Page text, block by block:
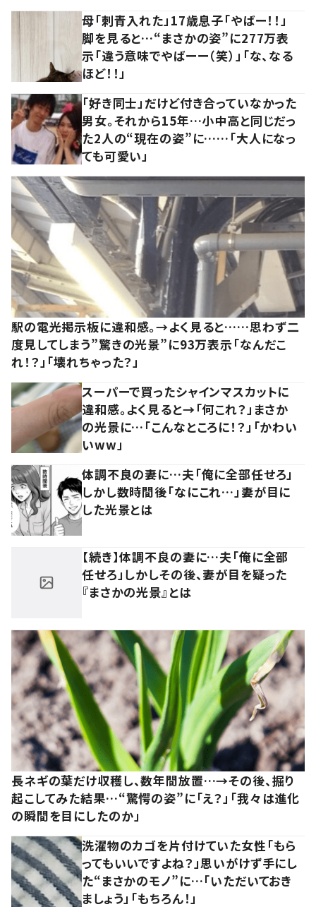
母「刺青入れた」17歳息子「やばー！！」
脚を見ると…“まさかの姿”に277万表
示「違う意味でやばーー（笑）」「な、なる
ほど！！」
「好き同士」だけど付き合っていなかった
男女。それから15年…小中高と同じだっ
た2人の“現在の姿”に……「大人になっ
ても可愛い」
駅の電光掲示板に違和感。→よく見ると……思わず二
度見してしまう”驚きの光景”に93万表示「なんだこ
れ！？」「壊れちゃった？」
スーパーで買ったシャインマスカットに
違和感。よく見ると→「何これ？」まさか
の光景に…「こんなところに！？」「かわい
いww」
体調不良の妻に…夫「俺に全部任せろ」
しかし数時間後「なにこれ…」妻が目に
した光景とは
【続き】体調不良の妻に…夫「俺に全部
任せろ」しかしその後、妻が目を疑った
『まさかの光景』とは
長ネギの葉だけ収穫し、数年間放置…→その後、掘り
起こしてみた結果…“驚愕の姿”に「え？」「我々は進化
の瞬間を目にしたのか」
洗濯物のカゴを片付けていた女性「もら
ってもいいですよね？」思いがけず手にし
た“まさかのモノ”に…「いただいておき
ましょう」「もちろん！」